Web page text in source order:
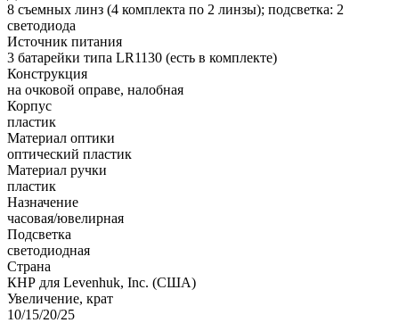
8 съемных линз (4 комплекта по 2 линзы); подсветка: 2
светодиода
Источник питания
3 батарейки типа LR1130 (есть в комплекте)
Конструкция
на очковой оправе, налобная
Корпус
пластик
Материал оптики
оптический пластик
Материал ручки
пластик
Назначение
часовая/ювелирная
Подсветка
светодиодная
Страна
КНР для Levenhuk, Inc. (США)
Увеличение, крат
10/15/20/25